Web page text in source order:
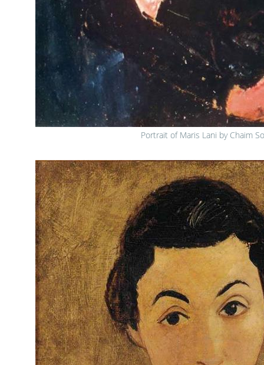
Portrait of Maris Lani by Chaim